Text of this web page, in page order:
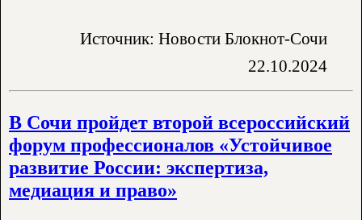
Источник: Новости Блокнот-Сочи
22.10.2024
В Сочи пройдет второй всероссийский
форум профессионалов «Устойчивое
развитие России: экспертиза,
медиация и право»